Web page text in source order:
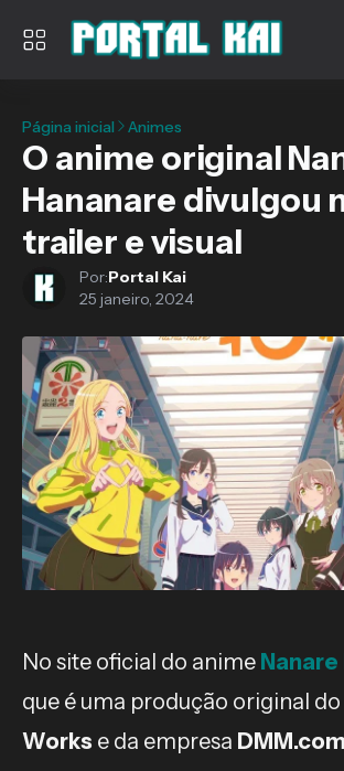
Página inicial Animes
O anime original
Hananare divulgou
trailer e visual
Por:Portal Kai
25 janeiro, 2024
No site oficial do anime Nanare
que é uma produção original
Works e da empresa DMM.com